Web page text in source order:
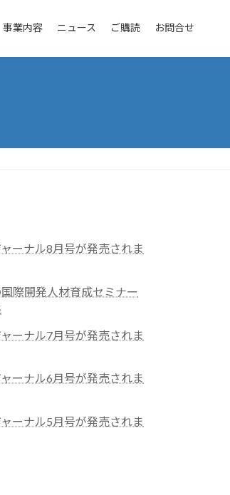
事業内容 ニュース ご購読 お問合せ
ーナル8月号が発売されま
際開発人材育成セミナー
ーナル7月号が発売されま
ーナル6月号が発売されま
ーナル5月号が発売されま